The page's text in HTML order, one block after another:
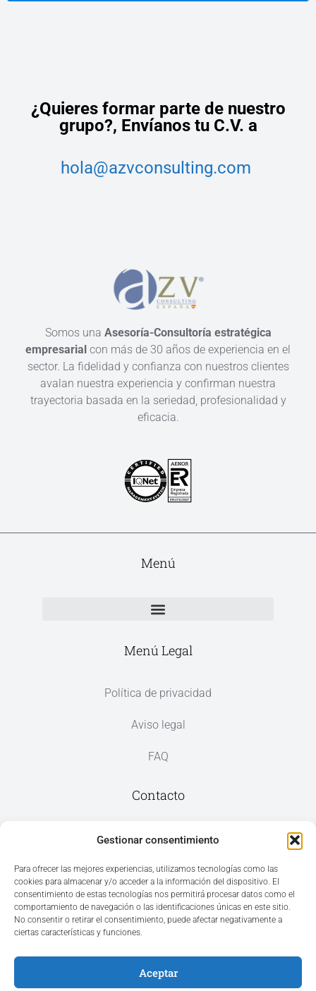
Gestionar consentimiento
Para ofrecer las mejores experiencias, utilizamos tecnologías como las
cookies para almacenar y/o acceder a la información del dispositivo. El
consentimiento de estas tecnologías nos permitirá procesar datos como el
comportamiento de navegación o las identificaciones únicas en este sitio.
No consentir o retirar el consentimiento, puede afectar negativamente a
ciertas características y funciones.
Aceptar
¿Quieres formar parte de nuestro
grupo?, Envíanos tu C.V. a
hola@azvconsulting.com
Somos una Asesoría-Consultoría estratégica
empresarial con más de 30 años de experiencia en el
sector. La fidelidad y confianza con nuestros clientes
avalan nuestra experiencia y confirman nuestra
trayectoria basada en la seriedad, profesionalidad y
eficacia.
Menú
Menú Legal
Política de privacidad
Aviso legal
FAQ
Contacto
Av. del Mar, 59, 03187 Los Montesinos,
+34 965 207 262
hola@azvconsulting.com